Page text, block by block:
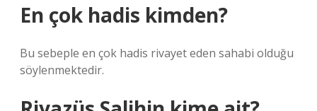
En çok hadis kimden?
Bu sebeple en çok hadis rivayet eden sahabi olduğu
söylenmektedir.